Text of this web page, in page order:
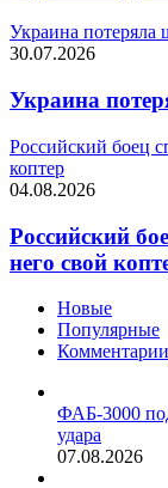
Украина потеряла
30.07.2026
Украина
Российский боец
коптер
04.08.2026
Российский
него свой
Новые
Популярные
Комментарии
ФАБ-3000
удара
07.08.2026